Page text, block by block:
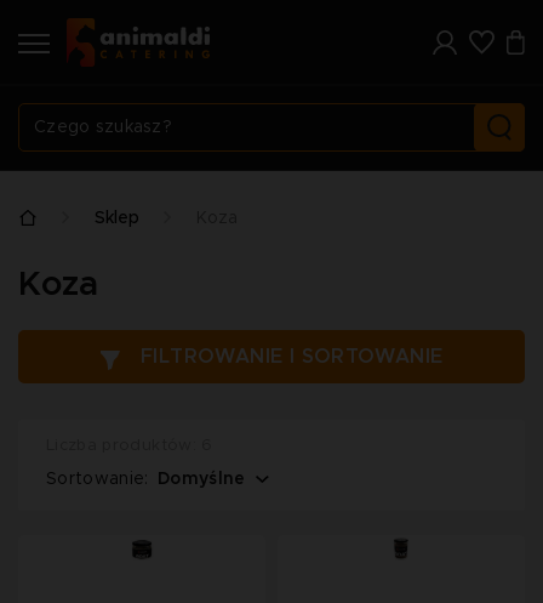
Sklep
Koza
FILTROWANIE I SORTOWANIE
Sortowanie: Domyślne